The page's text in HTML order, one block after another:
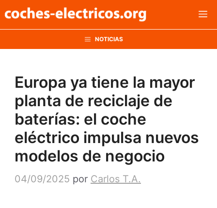
al
NOTICIAS
Europa ya tiene la mayor
planta de reciclaje de
baterías: el coche
eléctrico impulsa nuevos
modelos de negocio
04/09/2025 por Carlos T.A.